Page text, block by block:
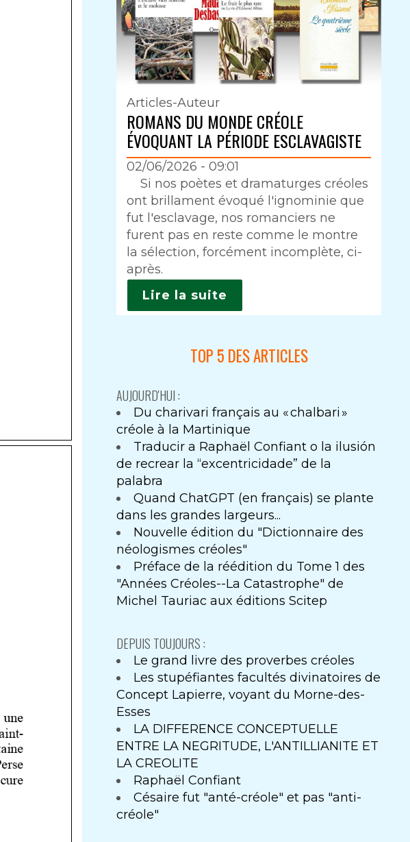
Articles-Auteur
ROMANS DU MONDE CRÉOLE
ÉVOQUANT LA PÉRIODE ESCLAVAGISTE
02/06/2026 - 09:01
Intro
Si nos poètes et dramaturges créoles
ont brillament évoqué l'ignominie que
fut l'esclavage, nos romanciers ne
furent pas en reste comme le montre
la sélection, forcément incomplète, ci-
après.
Lire la suite
TOP 5 DES ARTICLES
AUJOURD'HUI :
Du charivari français au « chalbari »
créole à la Martinique
Traducir a Raphaël Confiant o la ilusión
de recrear la “excentricidade” de la
palabra
Quand ChatGPT (en français) se plante
dans les grandes largeurs...
Nouvelle édition du "Dictionnaire des
néologismes créoles"
Préface de la réédition du Tome 1 des
"Années Créoles--La Catastrophe" de
Michel Tauriac aux éditions Scitep
DEPUIS TOUJOURS :
Le grand livre des proverbes créoles
Les stupéfiantes facultés divinatoires de
Concept Lapierre, voyant du Morne-des-
Esses
LA DIFFERENCE CONCEPTUELLE
ENTRE LA NEGRITUDE, L'ANTILLIANITE ET
LA CREOLITE
Raphaël Confiant
Césaire fut "anté-créole" et pas "anti-
créole"